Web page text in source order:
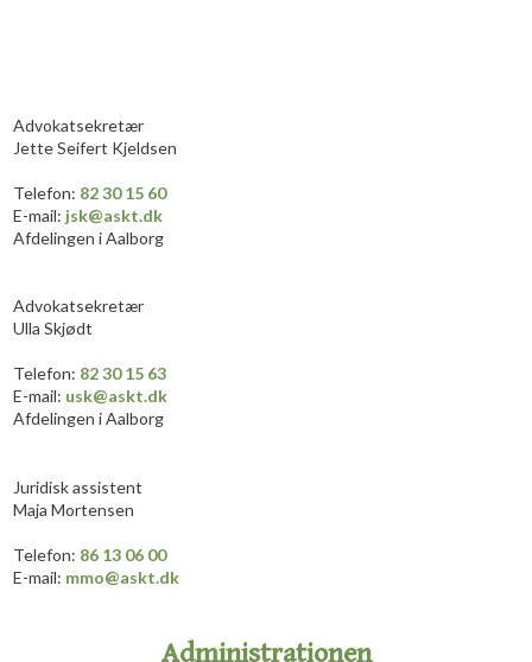
​Advokatsekretær
Jette Seifert Kjeldsen
Telefon: 82 30 15 60
E-mail: jsk@askt.dk
Afdelingen i Aalborg
​Advokatsekretær
Ulla Skjødt
Telefon: 82 30 15 63
E-mail: usk@askt.dk
Afdelingen i Aalborg
​Juridisk assistent
Maja Mortensen
​Telefon: 86 13 06 ​00​
E-mail: mmo@askt.dk
Administrationen​